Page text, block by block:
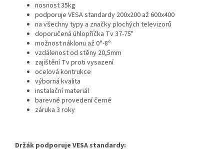
nosnost 35kg
podporuje VESA standardy 200x200 až 600x400
na všechny typy a značky plochých televizorů
doporučená úhlopříčka Tv 37-75"
možnost náklonu až 0°-8°
vzdálenost od stěny 20,5mm
zajištění Tv proti vysazení
ocelová kontrukce
výborná kvalita
instalační materiál
barevné provedení černé
záruka 3 roky
Držák podporuje VESA standardy: